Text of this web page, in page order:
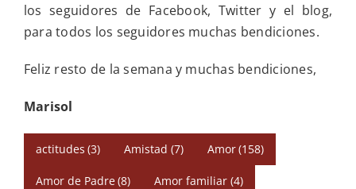
los seguidores de Facebook, Twitter y el blog,
para todos los seguidores muchas bendiciones.
Feliz resto de la semana y muchas bendiciones,
Marisol
actitudes (3) Amistad (7) Amor(158)
Amor de Padre(8) Amor familiar (4)